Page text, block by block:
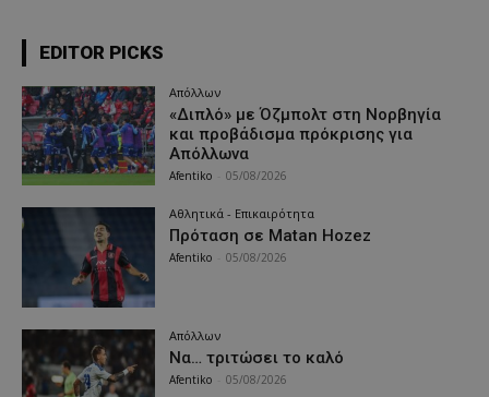
EDITOR PICKS
Απόλλων
«Διπλό» με Όζμπολτ στη Νορβηγία
και προβάδισμα πρόκρισης για
Απόλλωνα
Afentiko 05/08/2026
Αθλητικά - Επικαιρότητα
Πρόταση σε Matan Hozez
Afentiko 05/08/2026
Απόλλων
Να… τριτώσει το καλό
Afentiko 05/08/2026